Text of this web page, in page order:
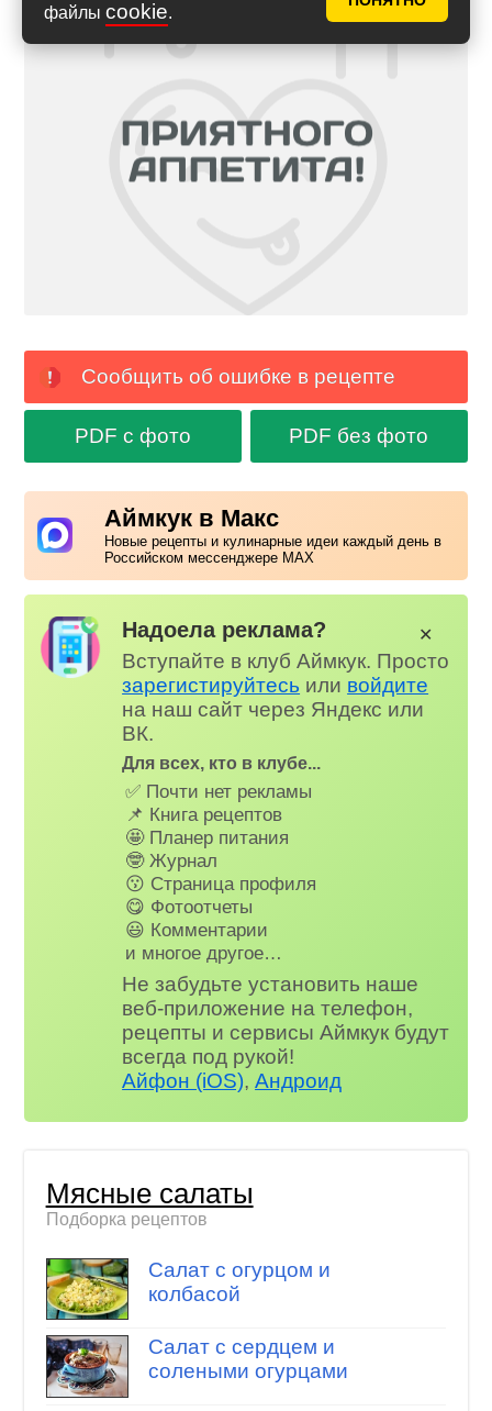
файлы cookie.
Сообщить об ошибке в рецепте
PDF с фото PDF без фото
Аймкук в Макс
Новые рецепты и кулинарные идеи каждый день в
Российском мессенджере MAX
Надоела реклама?
Вступайте в клуб Аймкук. Просто
зарегистируйтесь или войдите
на наш сайт через Яндекс или
ВК.
Для всех, кто в клубе...
✅ Почти нет рекламы
📌 Книга рецептов
🤩 Планер питания
🤓 Журнал
😗 Страница профиля
😋 Фотоотчеты
😃 Комментарии
и многое другое…
Не забудьте установить наше
веб-приложение на телефон,
рецепты и сервисы Аймкук будут
всегда под рукой!
Айфон (iOS),Андроид
✕
Мясные салаты
Подборка рецептов
Салат с огурцом и
колбасой
Салат с сердцем и
солеными огурцами